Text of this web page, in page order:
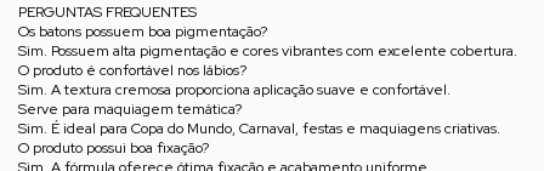
PERGUNTAS FREQUENTES
Os batons possuem boa pigmentação?
Sim. Possuem alta pigmentação e cores vibrantes com excelente cobertura.
O produto é confortável nos lábios?
Sim. A textura cremosa proporciona aplicação suave e confortável.
Serve para maquiagem temática?
Sim. É ideal para Copa do Mundo, Carnaval, festas e maquiagens criativas.
O produto possui boa fixação?
Sim. A fórmula oferece ótima fixação e acabamento uniforme.